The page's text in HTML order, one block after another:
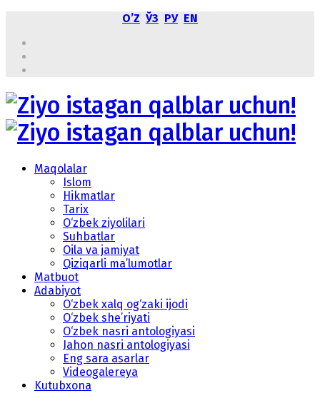
OʼZ ЎЗ РУ EN
Maqolalar
Islom
Hikmatlar
Tarix
O‘zbek ziyolilari
Suhbatlar
Oila va jamiyat
Qiziqarli ma’lumotlar
Matbuot
Adabiyot
O‘zbek xalq og‘zaki ijodi
O‘zbek she’riyati
O‘zbek nasri antologiyasi
Jahon nasri antologiyasi
Eng sara asarlar
Videogalereya
Kutubxona